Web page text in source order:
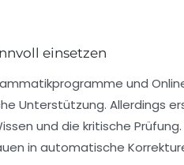
einsetzen
und
Unterstützung. Allerdings
und die kritische Prüfung.
in automatische